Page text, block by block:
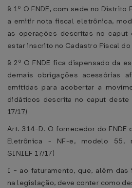
§ 1º O FNDE, com sede no Distrito
a emitir nota fiscal eletrônica,
as operações descritas no caput
estar inscrito no Cadastro Fiscal
§ 2º O FNDE fica dispensado da
demais obrigações acessórias
emitidas para acobertar a
didáticos descrita no caput deste
17/17)
Art. 314-D. O fornecedor do FNDE
Eletrônica - NF-e, modelo 55,
SINIEF 17/17)
I - ao faturamento, que, além das
na legislação, deve conter como